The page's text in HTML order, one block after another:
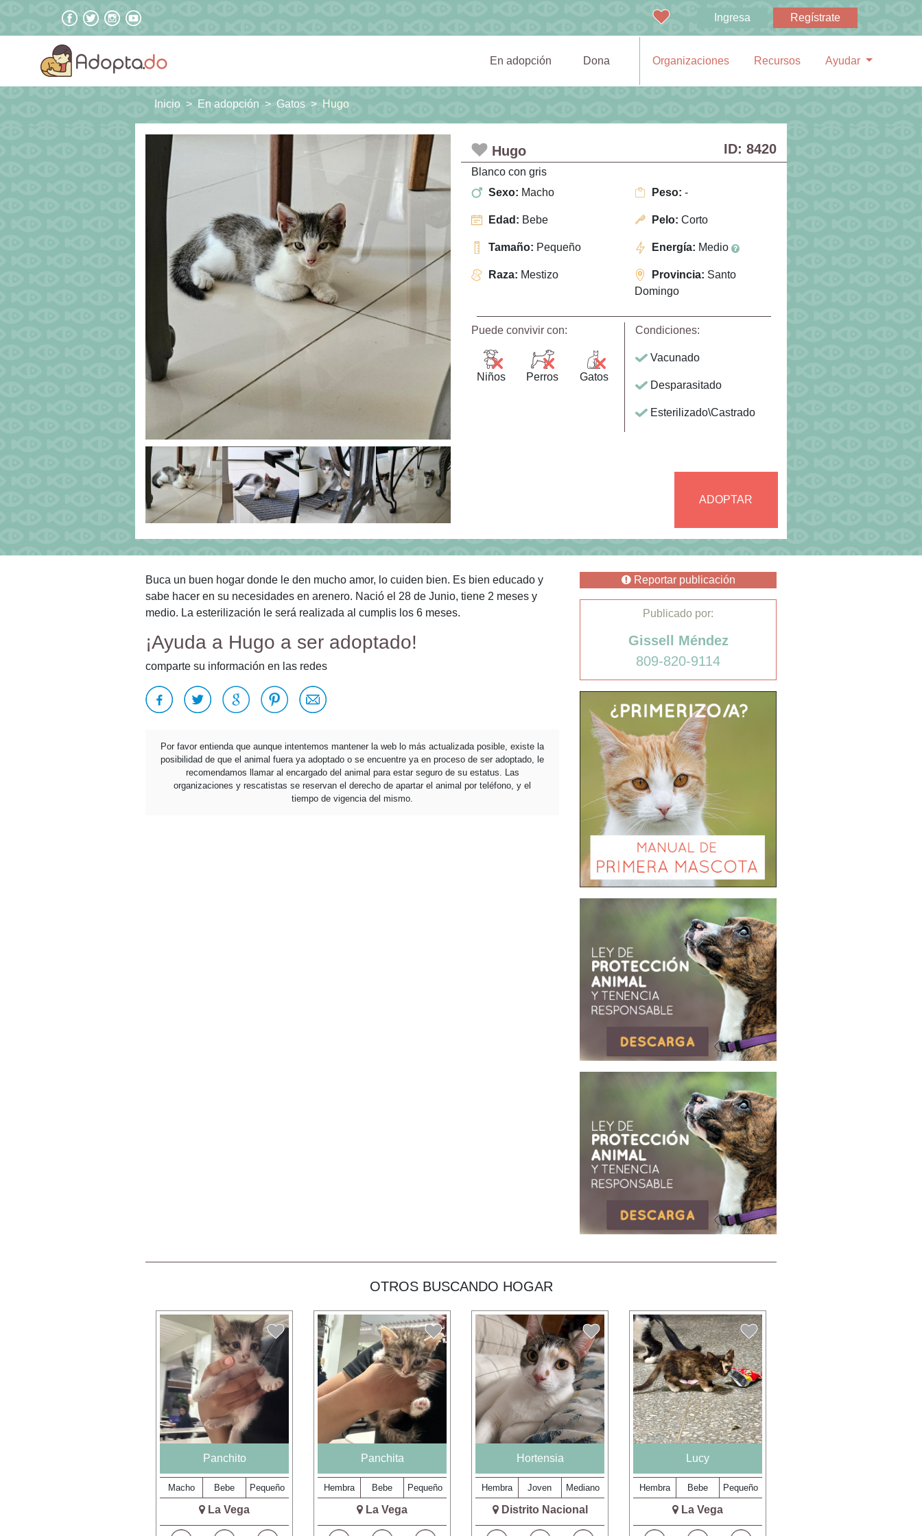
Ingresa Regístrate
En adopción (current)Dona Organizaciones Recursos Ayudar
Inicio En adopción Gatos Hugo
Hugo ID: 8420
Blanco con gris
Sexo: Macho
Edad: Bebe
Tamaño: Pequeño
Raza: Mestizo
Peso: -
Pelo: Corto
Energía: Medio
Provincia: Santo
Domingo
Puede convivir con:
Niños Perros Gatos
Condiciones:
Vacunado
Desparasitado
Esterilizado\Castrado
ADOPTAR
Buca un buen hogar donde le den mucho amor, lo cuiden bien. Es bien educado y
sabe hacer en su necesidades en arenero. Nació el 28 de Junio, tiene 2 meses y
medio. La esterilización le será realizada al cumplis los 6 meses.
¡Ayuda a Hugo a ser adoptado!
comparte su información en las redes
Por favor entienda que aunque intentemos mantener la web lo más actualizada posible, existe la
posibilidad de que el animal fuera ya adoptado o se encuentre ya en proceso de ser adoptado, le
recomendamos llamar al encargado del animal para estar seguro de su estatus. Las
organizaciones y rescatistas se reservan el derecho de apartar el animal por teléfono, y el
tiempo de vigencia del mismo.
Reportar publicación
Publicado por:
Gissell Méndez
809-820-9114
OTROS BUSCANDO HOGAR
Panchito
Macho Bebe Pequeño
La Vega
Panchita
Hembra Bebe Pequeño
La Vega
Hortensia
Hembra Joven Mediano
Distrito Nacional
Lucy
Hembra Bebe Pequeño
La Vega